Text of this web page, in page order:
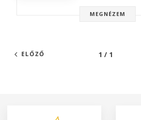
MEGNÉZEM
ELŐZŐ 1 / 1